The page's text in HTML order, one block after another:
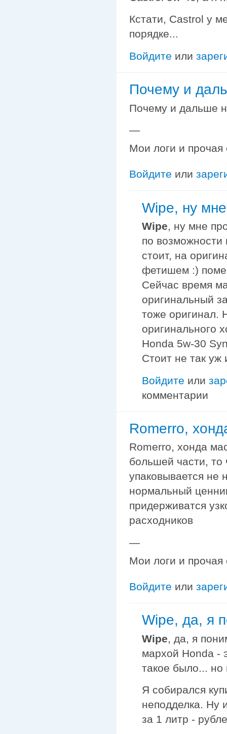
Кстати, Castrol у
порядке...
Войдите или
Почему и
Почему и дальше
—
Мои логи и
Войдите или
Wipe, ну
Wipe, ну мне
по возможности
стоит, на
фетишем :)
Сейчас время
оригинальный
тоже оригинал.
оригинального
Honda 5w-30
Стоит не так уж
Войдите или
комментарии
Romerro,
Romerro, хонда
большей части, то
упаковывается не
нормальный
придерживатся
расходников
—
Мои логи и
Войдите или
Wipe, да, я
Wipe, да, я
мархой Honda -
такое было... но
Я собирался
неподделка. Ну
за 1 литр -